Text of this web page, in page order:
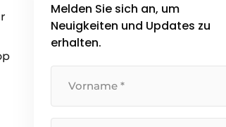
Melden Sie sich an, um
Neuigkeiten und Updates zu
erhalten.